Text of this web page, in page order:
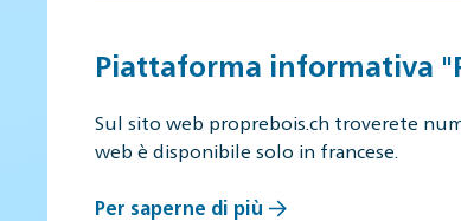
Piattaforma informativa
Sul sito web proprebois.ch troverete
web è disponibile solo in francese.
Per saperne di più